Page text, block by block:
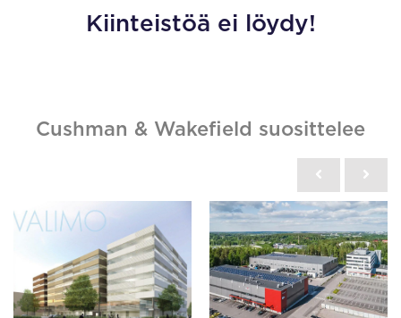
Kiinteistöä ei löydy!
Cushman & Wakefield suosittelee